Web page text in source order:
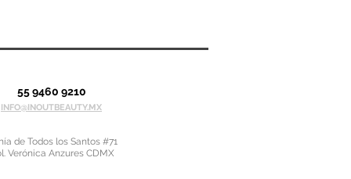
55 9460 9210
INFO@INOUTBEAUTY.MX
de Todos los Santos #71
Verónica Anzures CDMX